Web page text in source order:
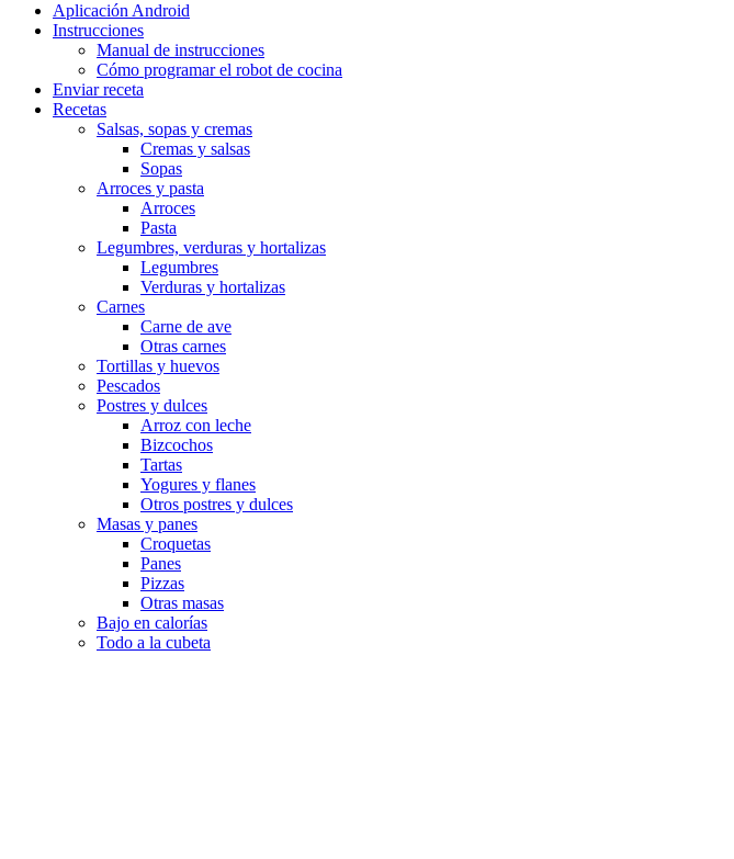
Aplicación Android
Instrucciones
Manual de instrucciones
Cómo programar el robot de cocina
Enviar receta
Recetas
Salsas, sopas y cremas
Cremas y salsas
Sopas
Arroces y pasta
Arroces
Pasta
Legumbres, verduras y hortalizas
Legumbres
Verduras y hortalizas
Carnes
Carne de ave
Otras carnes
Tortillas y huevos
Pescados
Postres y dulces
Arroz con leche
Bizcochos
Tartas
Yogures y flanes
Otros postres y dulces
Masas y panes
Croquetas
Panes
Pizzas
Otras masas
Bajo en calorías
Todo a la cubeta